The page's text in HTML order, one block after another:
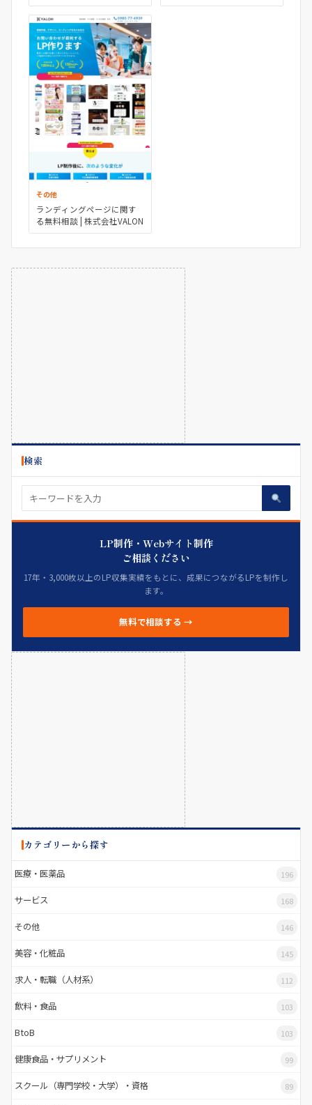
ッチサロン
その他
ランディングページに関す
る無料相談 | 株式会社VALON
検索
LP制作・Webサイト制作
ご相談ください
17年・3,000枚以上のLP収集実績をもとに、成果につながるLPを制作し
ます。
無料で相談する →
カテゴリーから探す
医療・医薬品 196
サービス 168
その他 146
美容・化粧品 145
求人・転職（人材系） 112
飲料・食品 103
BtoB 103
健康食品・サプリメント 99
スクール（専門学校・大学）・資格 89